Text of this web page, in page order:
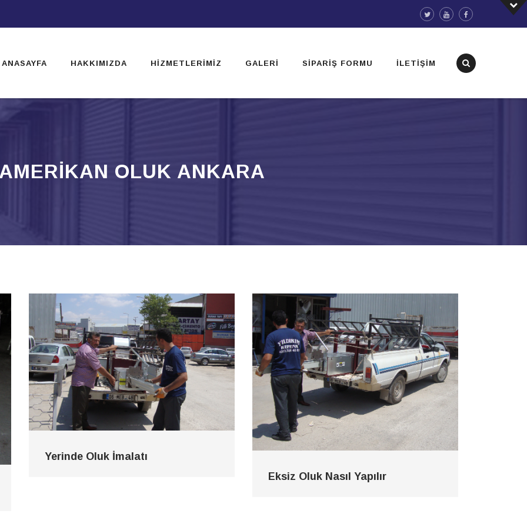
ANASAYFA HAKKIMIZDA HIZMETLERIMIZ GALERI SIPARIŞ FORMU İLETIŞIM
AMERIKAN OLUK ANKARA
Yerinde Oluk İmalatı
Eksiz Oluk Nasıl Yapılır